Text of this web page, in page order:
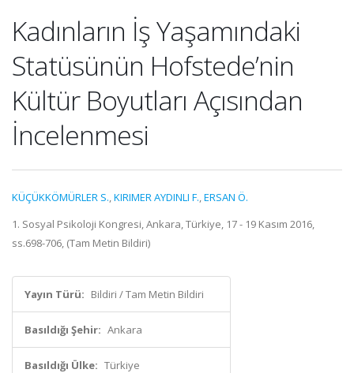
Kadınların İş Yaşamındaki
Statüsünün Hofstede’nin
Kültür Boyutları Açısından
İncelenmesi
KÜÇÜKKÖMÜRLER S.,KIRIMER AYDINLI F.,ERSAN Ö.
1. Sosyal Psikoloji Kongresi, Ankara, Türkiye, 17 - 19 Kasım 2016,
ss.698-706, (Tam Metin Bildiri)
Yayın Türü: Bildiri / Tam Metin Bildiri
Basıldığı Şehir: Ankara
Basıldığı Ülke: Türkiye